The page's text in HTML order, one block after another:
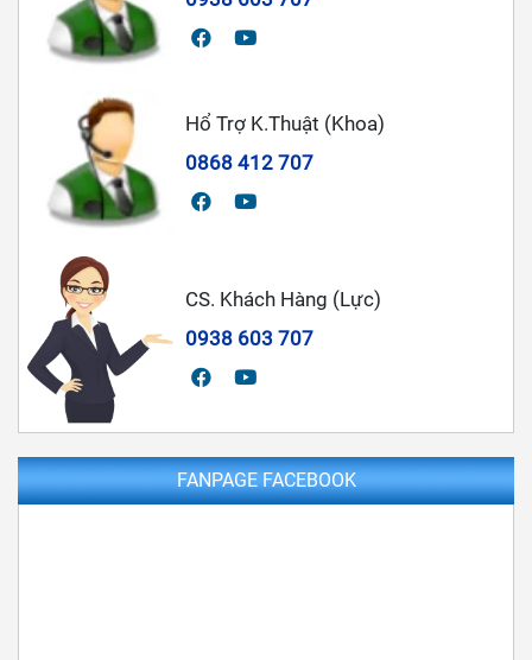
Hổ Trợ K.Thuật (Khoa)
0868 412 707
CS. Khách Hàng (Lực)
0938 603 707
FANPAGE FACEBOOK